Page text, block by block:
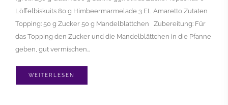
Löffelbiskuits 80 g Himbeermarmelade 3 EL Amaretto Zutaten
Topping: 50 g Zucker 50 g Mandelblättchen Zubereitung: Für
das Topping den Zucker und die Mandelblättchen in die Pfanne
geben, gut vermischen…
WEITERLESEN